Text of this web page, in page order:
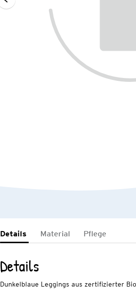
Details Material Pflege
Details
Dunkelblaue Leggings aus zertifizierter